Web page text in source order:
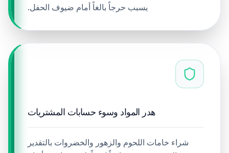
يسبب حرجاً بالغاً أمام ضيوف الحفل.
هدر المواد وسوء حسابات المشتريات
شراء خامات اللحوم والزهور والخضروات بالتقدير